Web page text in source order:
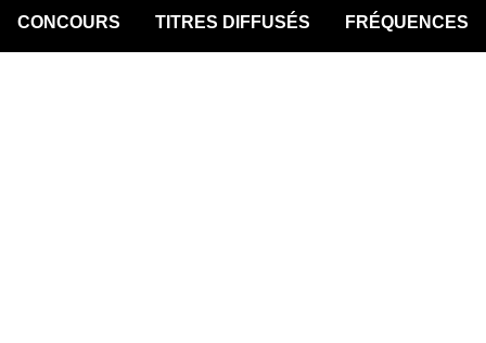
CONCOURS TITRES DIFFUSÉS FRÉQUENCES